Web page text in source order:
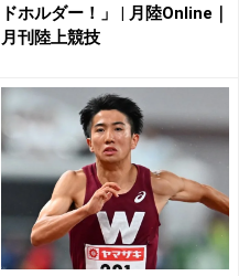
ドホルダー！」 | 月陸Online｜
月刊陸上競技